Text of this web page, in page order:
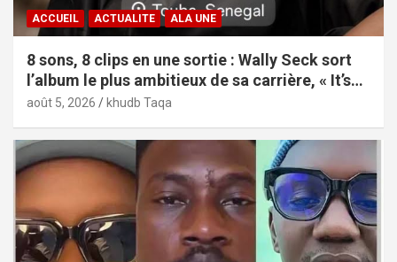
ACCUEIL ACTUALITE ALA UNE
8 sons, 8 clips en une sortie : Wally Seck sort
l’album le plus ambitieux de sa carrière, « It’s
Only Love »
août 5, 2026 khudb Taqa